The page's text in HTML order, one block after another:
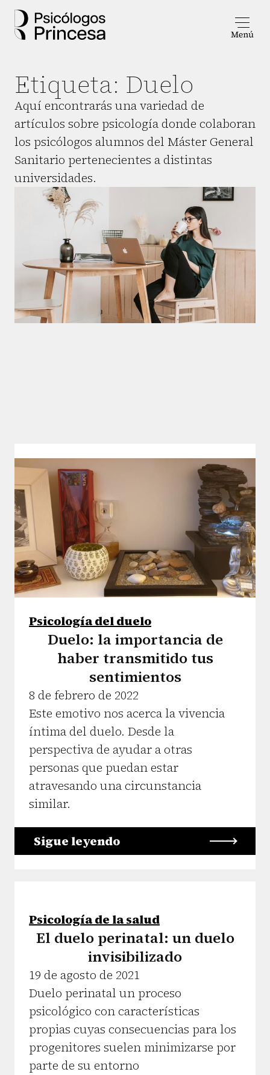
Etiqueta: Duelo
Aquí encontrarás una variedad de
artículos sobre psicología donde colaboran
los psicólogos alumnos del Máster General
Sanitario pertenecientes a distintas
universidades.
Psicología del duelo
Duelo: la importancia de
haber transmitido tus
sentimientos
8 de febrero de 2022
Este emotivo nos acerca la vivencia
íntima del duelo. Desde la
perspectiva de ayudar a otras
personas que puedan estar
atravesando una circunstancia
similar.
Sigue leyendo
Psicología de la salud
El duelo perinatal: un duelo
invisibilizado
19 de agosto de 2021
Duelo perinatal un proceso
psicológico con características
propias cuyas consecuencias para los
progenitores suelen minimizarse por
parte de su entorno